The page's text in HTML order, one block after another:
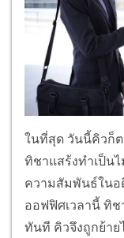
ในที่สุด วันนี้คิวก็
ทิชาแสร้งทำเป็น
ความสัมพันธ์ในอ
ออฟฟิศเวลานี้ ทิช
ทันที คิวจึงถูกย้าย